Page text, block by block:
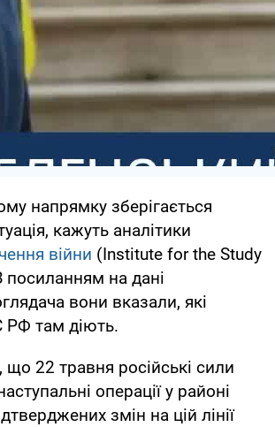
напрямку зберігається
кажуть аналітики
війни (Institute for the Study
посиланням на дані
вони вказали, які
РФ там діють.
що 22 травня російські сили
операції у районі
змін на цій лінії